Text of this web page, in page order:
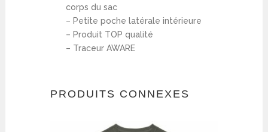
corps du sac
– Petite poche latérale intérieure
– Produit TOP qualité
– Traceur AWARE
PRODUITS CONNEXES